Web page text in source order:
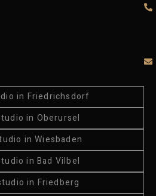
in Friedrichsdorf
in Oberursel
in Wiesbaden
in Bad Vilbel
in Friedberg